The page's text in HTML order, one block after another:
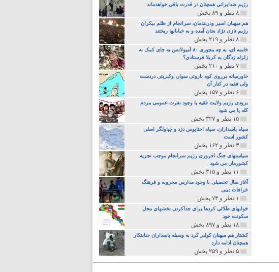
رژیم ضدایرانی همچنان در قدرت باقی خواهدماند
۸ نظر و ۸۹ پخش
هم میهنان اسیر ودربندمان، سرانجام از ظلم بیکران
رژیم تازی نژاد بجان آمده و به خبابانها ریختند
۸ نظر و ۲۱۹ پخش
خامنه ای، به چه مجوزی ۸۰ آمبولانس به جای کمک به
زلزله زدگان به کربلا فرستادی؟
۷ نظر و ۲۱۰ پخش
خاورمیانه برروی کوه باروتی سوار، وکبریتی دردست
ولی فقیه در کنار آن
۶ نظر و ۱۵۷ پخش
بزودی رژیم ولایت فقیه با وجود نفرت عمومی مردم
کله پا می شود
۱۵ نظر و ۳۲۷ پخش
سپاه پاسداران، سپاه اختاپوس دزد و چپاولگر اصلی
کشور است
۳ نظر و ۱۶۲ پخش
سیاستهای جنگ افروزی رژیم سرانجام موجب تجزیه
کشورمان می شود
۱۱ نظر و ۳۱۵ پخش
آغاز سال تحصیلی با وجود مدارس مخروبه و فرهنگ
خرافات دینی
۱ نظر و ۷۴ پخش
خوابهای طلائی کردها برای جداکردن بخشهای محل
سکونت خود
۱۸ نظر و ۸۹۷ پخش
کشتار هم میهنان کولبر کرد به وسیله پاسداران جنایتکار
همچنان ادامه دارد
۵ نظر و ۲۵۹ پخش